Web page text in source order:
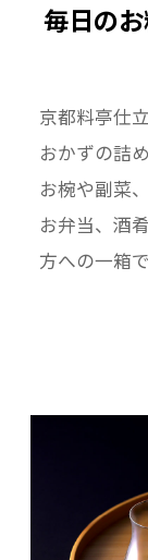
毎日の
京都料亭仕
おかずの詰
お椀や副菜
お弁当、酒
方への一箱で